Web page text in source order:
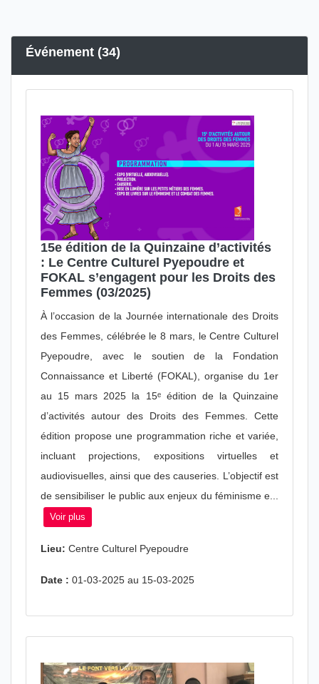
Journée portes ouvertes
Projet subventionné 12
Sensibilisation 11
Spectacle
Subvention
Visite 7
Événement (34)
15e édition de la Quinzaine d’activités
: Le Centre Culturel Pyepoudre et
FOKAL s’engagent pour les Droits des
Femmes (03/2025)
À l’occasion de la Journée internationale des Droits
des Femmes, célébrée le 8 mars, le Centre Culturel
Pyepoudre, avec le soutien de la Fondation
Connaissance et Liberté (FOKAL), organise du 1er
au 15 mars 2025 la 15ᵉ édition de la Quinzaine
d’activités autour des Droits des Femmes. Cette
édition propose une programmation riche et variée,
incluant projections, expositions virtuelles et
audiovisuelles, ainsi que des causeries. L’objectif est
de sensibiliser le public aux enjeux du féminisme e...
Voir plus
Lieu: Centre Culturel Pyepoudre
Date : 01-03-2025 au 15-03-2025